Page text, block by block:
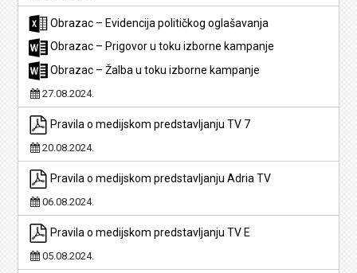
Obrazac – Evidencija političkog oglašavanja
Obrazac – Prigovor u toku izborne kampanje
Obrazac – Žalba u toku izborne kampanje
27.08.2024.
Pravila o medijskom predstavljanju TV 7
20.08.2024.
Pravila o medijskom predstavljanju Adria TV
06.08.2024.
Pravila o medijskom predstavljanju TV E
05.08.2024.